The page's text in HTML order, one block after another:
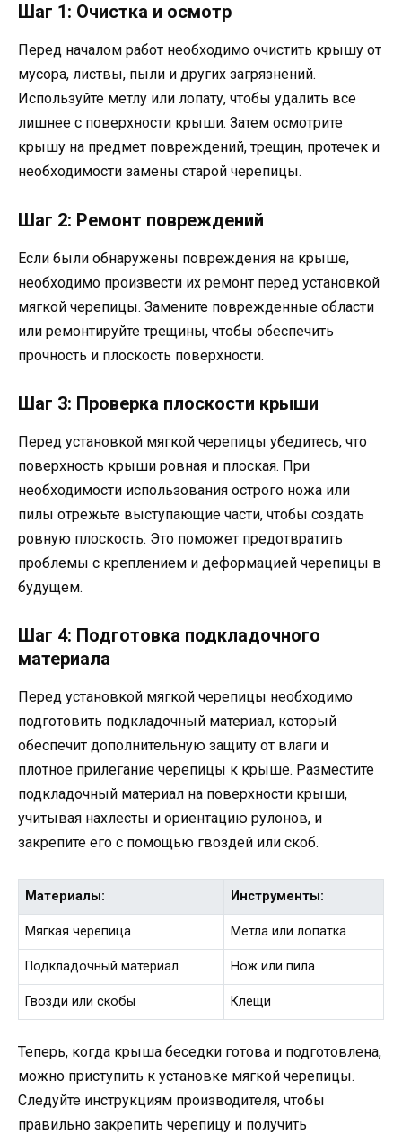
Шаг 1: Очистка и осмотр
Перед началом работ необходимо очистить крышу от
мусора, листвы, пыли и других загрязнений.
Используйте метлу или лопату, чтобы удалить все
лишнее с поверхности крыши. Затем осмотрите
крышу на предмет повреждений, трещин, протечек и
необходимости замены старой черепицы.
Шаг 2: Ремонт повреждений
Если были обнаружены повреждения на крыше,
необходимо произвести их ремонт перед установкой
мягкой черепицы. Замените поврежденные области
или ремонтируйте трещины, чтобы обеспечить
прочность и плоскость поверхности.
Шаг 3: Проверка плоскости крыши
Перед установкой мягкой черепицы убедитесь, что
поверхность крыши ровная и плоская. При
необходимости использования острого ножа или
пилы отрежьте выступающие части, чтобы создать
ровную плоскость. Это поможет предотвратить
проблемы с креплением и деформацией черепицы в
будущем.
Шаг 4: Подготовка подкладочного
материала
Перед установкой мягкой черепицы необходимо
подготовить подкладочный материал, который
обеспечит дополнительную защиту от влаги и
плотное прилегание черепицы к крыше. Разместите
подкладочный материал на поверхности крыши,
учитывая нахлесты и ориентацию рулонов, и
закрепите его с помощью гвоздей или скоб.
Материалы: Инструменты:
Мягкая черепица Метла или лопатка
Подкладочный материал Нож или пила
Гвозди или скобы Клещи
Теперь, когда крыша беседки готова и подготовлена,
можно приступить к установке мягкой черепицы.
Следуйте инструкциям производителя, чтобы
правильно закрепить черепицу и получить